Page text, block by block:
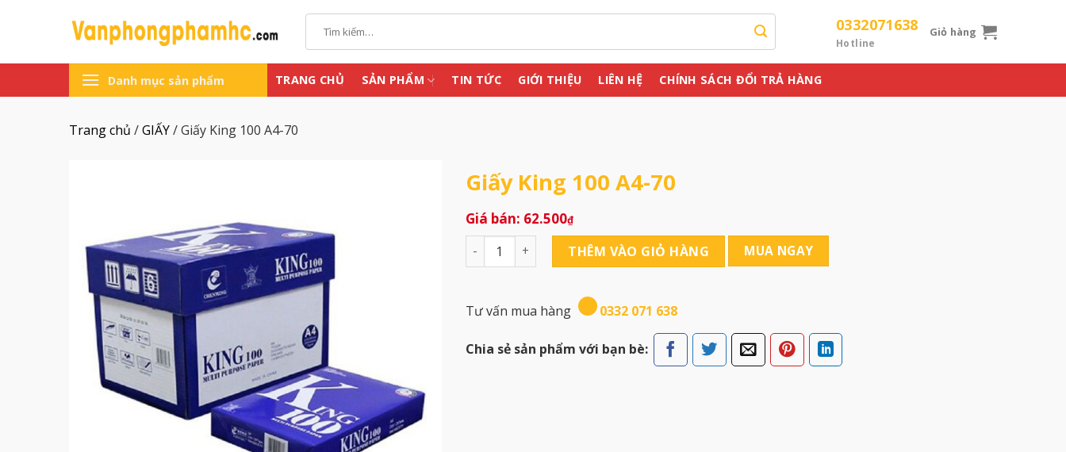
dung
kiếm:
0332071638
Hotline
Giỏ hàng
Danh mục sản phẩm TRANG CHỦ SẢN PHẨM TIN TỨC GIỚI THIỆU LIÊN HỆ CHÍNH SÁCH ĐỔI TRẢ HÀNG
Trang chủ /GIẤY/Giấy King 100 A4-70
Giấy King 100 A4-70
62.500₫
Giấy King 100 A4-70 số lượngTHÊM VÀO GIỎ HÀNG MUA NGAY
Tư vấn mua hàng 0332 071 638
Chia sẻ sản phẩm với bạn bè: